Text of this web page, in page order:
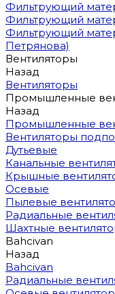
Фильтрующий
Фильтрующий
Фильтрующий
Петрянова)
Вентиляторы
Назад
Вентиляторы
Промышленные
Назад
Промышленные
Вентиляторы
Дутьевые
Канальные
Крышные
Осевые
Пылевые
Радиальные
Шахтные
Bahcivan
Назад
Bahcivan
Радиальные